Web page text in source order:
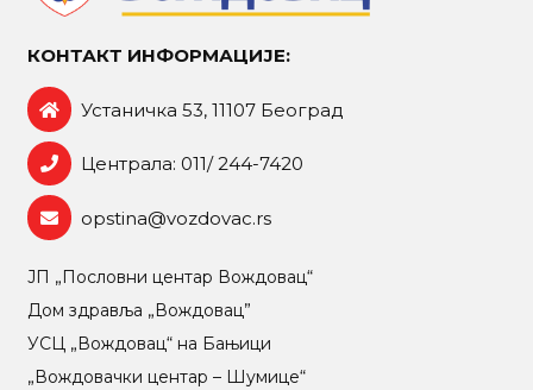
КОНТАКТ ИНФОРМАЦИЈЕ:
Устаничка 53, 11107 Београд
Централа: 011/ 244-7420
opstina@vozdovac.rs
ЈП „Пословни центар Вождовац“
Дом здравља „Вождовац”
УСЦ „Вождовац“ на Бањици
„Вождовачки центар – Шумице“